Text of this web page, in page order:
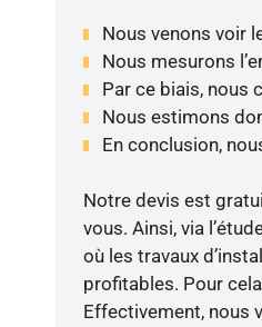
Nous venons voir
Nous mesurons
Par ce biais, nous
Nous estimons
En conclusion,
Notre devis est
vous. Ainsi, via
où les travaux
profitables. Pour
Effectivement, nous